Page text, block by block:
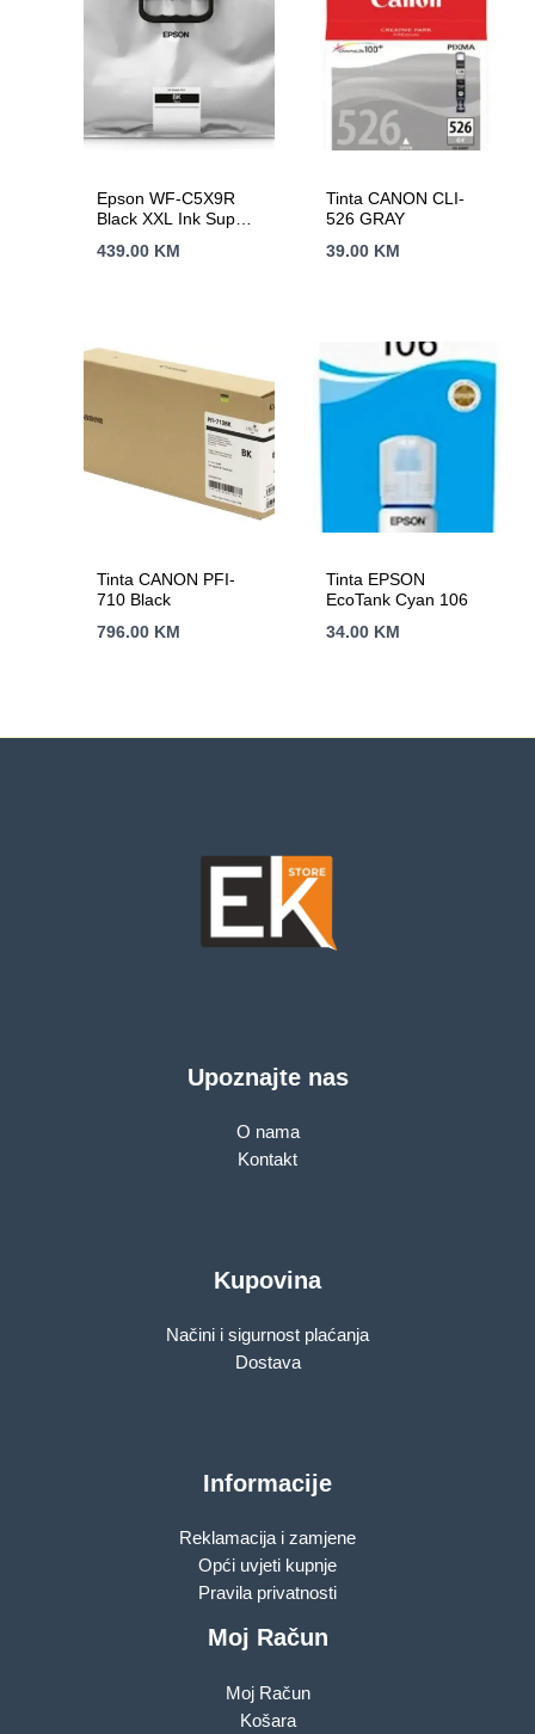
Epson WF-C5X9R
Black XXL Ink Supply
439.00 KM
Tinta CANON CLI-
526 GRAY
39.00 KM
Tinta CANON PFI-
710 Black
796.00 KM
Tinta EPSON
EcoTank Cyan 106
34.00 KM
Upoznajte nas
O nama
Kontakt
Kupovina
Načini i sigurnost plaćanja
Dostava
Informacije
Reklamacija i zamjene
Opći uvjeti kupnje
Pravila privatnosti
Moj Račun
Moj Račun
Košara